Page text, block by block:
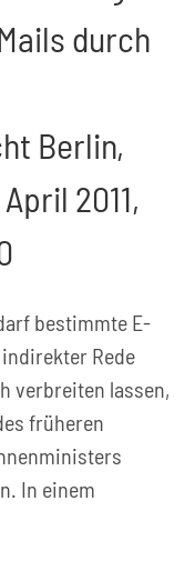
durch
Berlin,
2011,
bestimmte E-
Rede
verbreiten lassen,
früheren
In einem